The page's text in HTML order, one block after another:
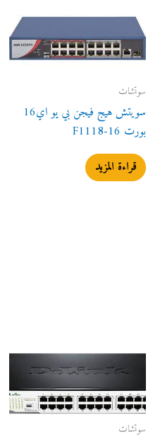
سوتشات
سويتش هيج فيجن بي يو اي16
بورت F1118-16
قراءة المزيد
سوتشات